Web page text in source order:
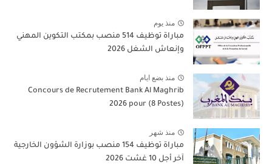
منذ يوم
مباراة توظيف 514 منصب بمكتب التكوين المهني
وإنعاش الشغل 2026
منذ بضع ايام
Concours de Recrutement Bank Al Maghrib
2026 pour (8 Postes)
منذ شهر
مباراة توظيف 154 منصب بوزارة الشؤون الخارجية
آخر أجل 10 غشت 2026